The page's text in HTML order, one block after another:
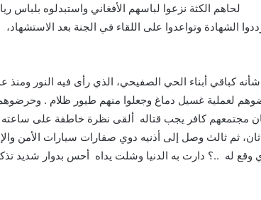
لحاهم الكثة نزعوا لباسهم الأفغاني واستبدلوه بلباس
الشهادة وتواعدوا على اللقاء في الجنة بعد
كباقي أبناء الحي الصفيحي، الذي رأى فيه النور
لعملية غسيل دماغ وجعلوا منهم طيور ظلام .
مجتمعهم كافر يجب قتاله ألقى نظرة خاطفة على ساعته
ثم ثالث وصل إلى أذنيه دوي صفارات سيارات الأمن
وقع له ..؟ دارت به الدنيا وشلت يداه أحس بدوار شديد